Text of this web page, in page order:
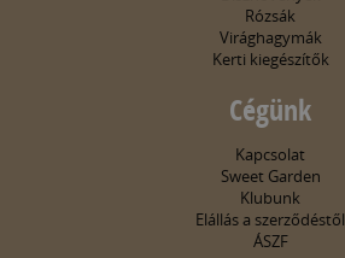
Rózsák
Virághagymák
Kerti kiegészítők
Cégünk
Kapcsolat
Sweet Garden
Klubunk
Elállás a szerződéstől
ÁSZF